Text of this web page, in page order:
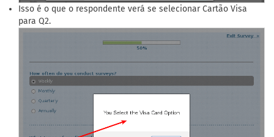
Isso é o que o respondente verá se selecionar Cartão Visa
para Q2.